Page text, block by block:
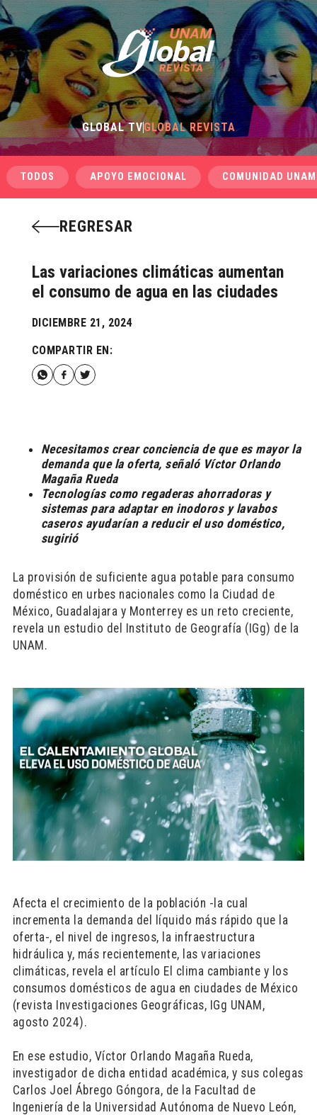
GLOBAL TVGLOBAL REVISTA
TODOS APOYO EMOCIONAL COMUNIDAD UNAM
REGRESAR
Las variaciones climáticas aumentan
el consumo de agua en las ciudades
DICIEMBRE 21, 2024
COMPARTIR EN:
Necesitamos crear conciencia de que es mayor la
demanda que la oferta, señaló Víctor Orlando
Magaña Rueda
Tecnologías como regaderas ahorradoras y
sistemas para adaptar en inodoros y lavabos
caseros ayudarían a reducir el uso doméstico,
sugirió
La provisión de suficiente agua potable para consumo
doméstico en urbes nacionales como la Ciudad de
México, Guadalajara y Monterrey es un reto creciente,
revela un estudio del Instituto de Geografía (IGg) de la
UNAM.
Afecta el crecimiento de la población -la cual
incrementa la demanda del líquido más rápido que la
oferta-, el nivel de ingresos, la infraestructura
hidráulica y, más recientemente, las variaciones
climáticas, revela el artículo El clima cambiante y los
consumos domésticos de agua en ciudades de México
(revista Investigaciones Geográficas, IGg UNAM,
agosto 2024).
En ese estudio, Víctor Orlando Magaña Rueda,
investigador de dicha entidad académica, y sus colegas
Carlos Joel Ábrego Góngora, de la Facultad de
Ingeniería de la Universidad Autónoma de Nuevo León,